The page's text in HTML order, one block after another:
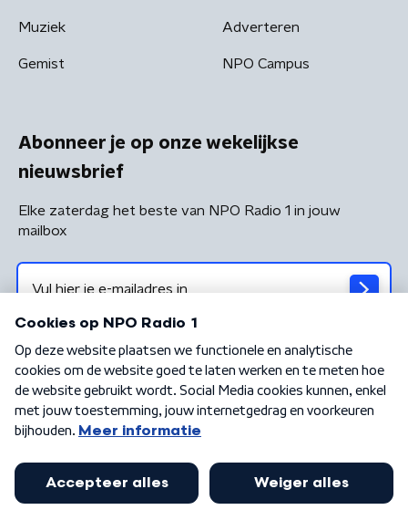
Muziek
Gemist
Adverteren
NPO Campus
Abonneer je op onze wekelijkse
nieuwsbrief
Elke zaterdag het beste van NPO Radio 1 in jouw
mailbox
Algemene voorwaarden